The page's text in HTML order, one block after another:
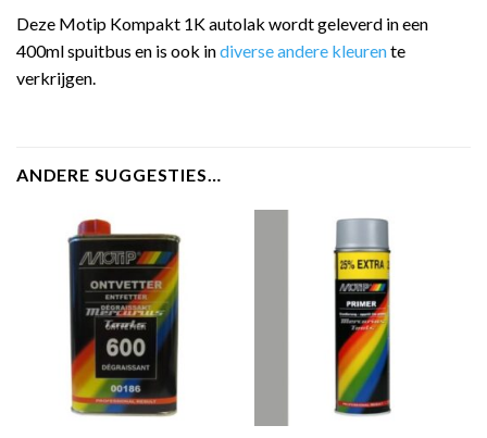
Deze Motip Kompakt 1K autolak wordt geleverd in een
400ml spuitbus en is ook indiverse andere kleurente
verkrijgen.
ANDERE SUGGESTIES…